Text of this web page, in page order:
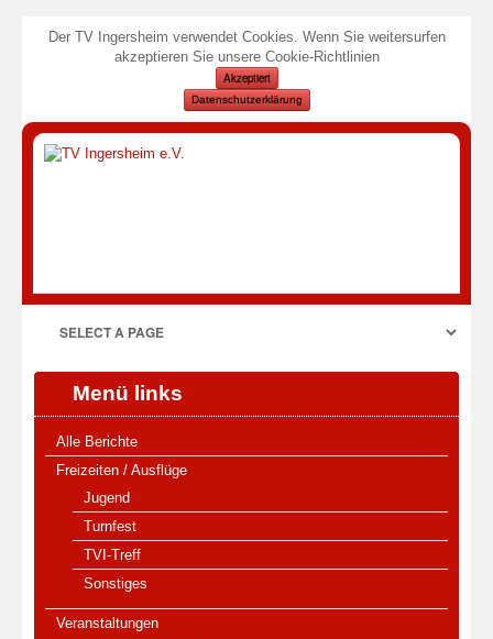
Der TV Ingersheim verwendet Cookies. Wenn Sie weitersurfen
akzeptieren Sie unsere Cookie-Richtlinien
Akzeptiert
Datenschutzerklärung
Menü links
Alle Berichte
Freizeiten / Ausflüge
Jugend
Turnfest
TVI-Treff
Sonstiges
Veranstaltungen